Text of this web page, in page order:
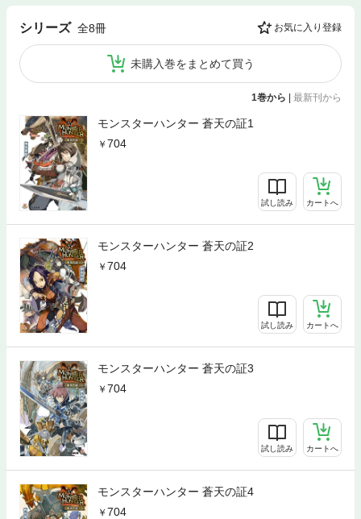
シリーズ 全8冊 お気に入り登録
未購入巻をまとめて買う
1巻から | 最新刊から
モンスターハンター 蒼天の証1
704
試し読み カートへ
モンスターハンター 蒼天の証2
704
試し読み カートへ
モンスターハンター 蒼天の証3
704
試し読み カートへ
モンスターハンター 蒼天の証4
704